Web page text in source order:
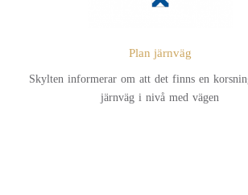
Plan järnväg
Skylten informerar om att det finns en
järnväg i nivå med vägen